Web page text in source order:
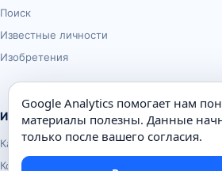
Поиск
Известные личности
Изобретения
Информация
Карта сайта
Контакты
Google Analytics помогает нам
материалы полезны. Данные
только после вашего согласия.